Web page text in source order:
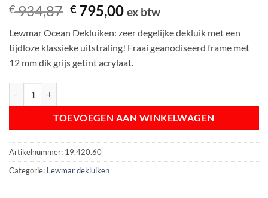
€934,87 Oorspronkelijke
was:
€ 934,87.
€ 795,00Huidige
is:
€ 795,00.
ex btw
Lewmar Ocean Dekluiken: zeer degelijke dekluik met een
tijdloze klassieke uitstraling! Fraai geanodiseerd frame met
12 mm dik grijs getint acrylaat.
TOEVOEGEN AAN WINKELWAGEN
Artikelnummer: 19.420.60
Categorie: Lewmar dekluiken